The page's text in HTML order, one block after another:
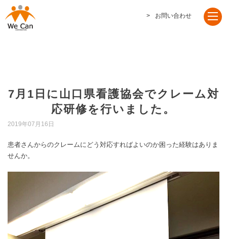
お問い合わせ
7月1日に山口県看護協会でクレーム対
応研修を行いました。
2019年07月16日
患者さんからのクレームにどう対応すればよいのか困った経験はありま
せんか。